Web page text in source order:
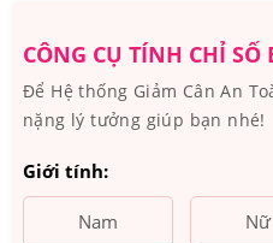
CÔNG CỤ TÍNH CHỈ SỐ
Để Hệ thống Giảm Cân An
nặng lý tưởng giúp bạn nhé!
Giới tính:
Nam Nữ